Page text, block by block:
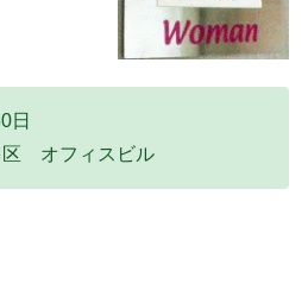
日
区 オフィスビル